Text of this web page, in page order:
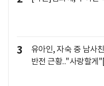
3
유아인, 자숙 중 남사
반전 근황.."사랑할게